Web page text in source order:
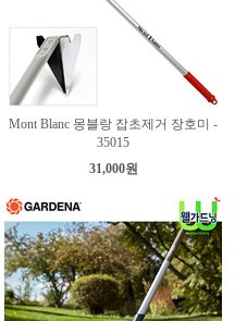
Mont Blanc 몽블랑 잡초제거 장호미 -
35015
31,000원